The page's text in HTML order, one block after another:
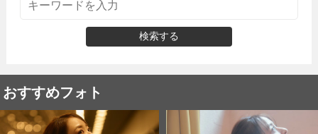
検索する
おすすめフォト